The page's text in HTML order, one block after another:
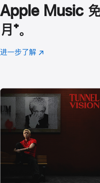
Apple Music
月 脚
注
⁺。
进一步了解 Apple
(在
口
中
打
开)